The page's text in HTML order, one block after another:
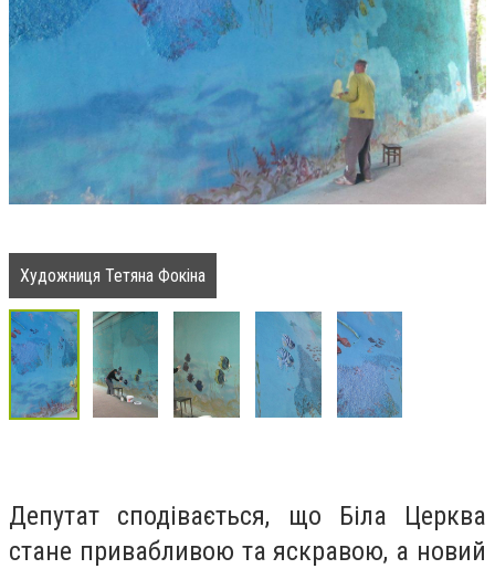
Художниця Тетяна Фокіна
Депутат сподівається, що Біла Церква
стане привабливою та яскравою, а новий